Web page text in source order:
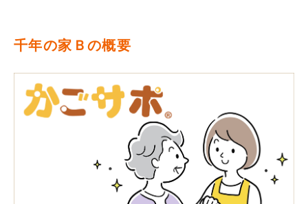
千年の家Ｂの概要